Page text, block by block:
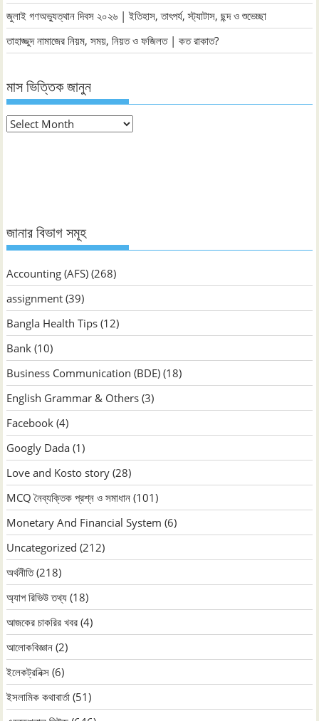
জুলাই গণঅভ্যুত্থান দিবস ২০২৬ | ইতিহাস, তাৎপর্য, স্ট্যাটাস, ছন্দ ও শুভেচ্ছা
তাহাজ্জুদ নামাজের নিয়ম, সময়, নিয়ত ও ফজিলত | কত রাকাত?
মাস ভিত্তিক জানুন
মাস
জানার বিভাগ সমূহ
Accounting (AFS) (268)
assignment (39)
Bangla Health Tips (12)
Bank (10)
Business Communication (BDE) (18)
English Grammar & Others (3)
Facebook (4)
Googly Dada (1)
Love and Kosto story (28)
MCQ নৈব্যক্তিক প্রশ্ন ও সমাধান (101)
Monetary And Financial System (6)
Uncategorized (212)
অর্থনীতি(218)
অ্যাপ রিভিউ তথ্য (18)
আজকের চাকরির খবর (4)
আলোকবিজ্ঞান (2)
ইলেকট্রনিক্স (6)
ইসলামিক কথাবার্তা (51)